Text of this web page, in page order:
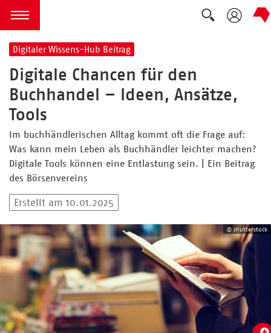
zum Inhalt springen
Menü öffnen
Suche
Digitaler Wissens-Hub Beitrag
Digitale Chancen für den
Buchhandel – Ideen, Ansätze,
Tools
Im buchhändlerischen Alltag kommt oft die Frage auf:
Was kann mein Leben als Buchhändler leichter machen?
Digitale Tools können eine Entlastung sein. | Ein Beitrag
des Börsenvereins
Erstellt am 10.01.2025
© shutterstock